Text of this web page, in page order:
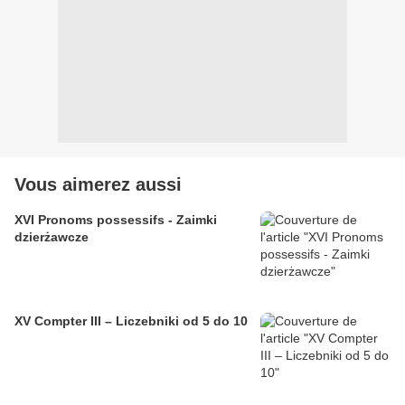
Vous aimerez aussi
XVI Pronoms possessifs - Zaimki
dzierżawcze
XV Compter III – Liczebniki od 5 do 10